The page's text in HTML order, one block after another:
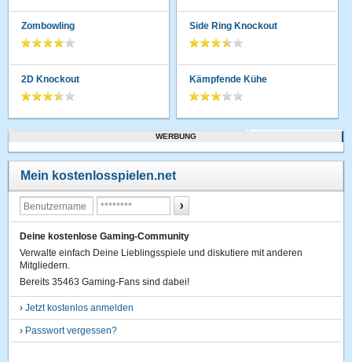
Zombowling
2D Knockout
Side Ring Knockout
Kämpfende Kühe
WERBUNG
Mein kostenlosspielen.net
Deine kostenlose Gaming-Community
Verwalte einfach Deine Lieblingsspiele und diskutiere mit anderen
Mitgliedern.
Bereits 35463 Gaming-Fans sind dabei!
›Jetzt kostenlos anmelden
› Passwort vergessen?